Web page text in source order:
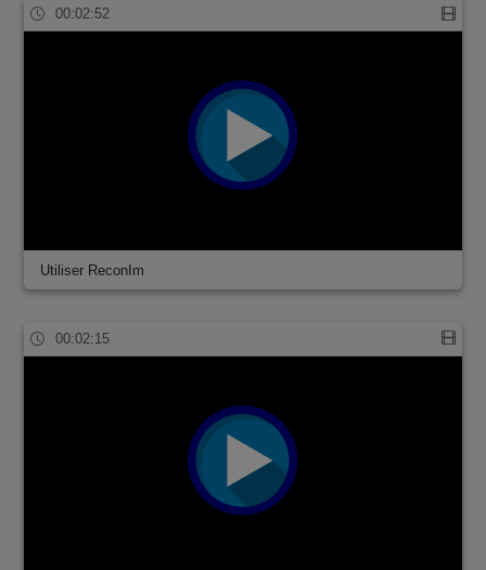
00:02:52
Utiliser ReconIm
00:02:15